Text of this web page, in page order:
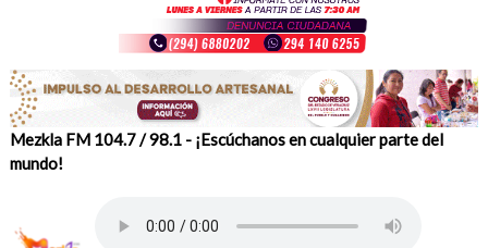
Mezkla FM 104.7 / 98.1 - ¡Escúchanos en cualquier parte del
mundo!